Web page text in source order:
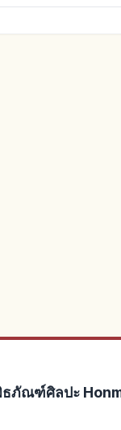
ธภัณฑ์ศิลปะ